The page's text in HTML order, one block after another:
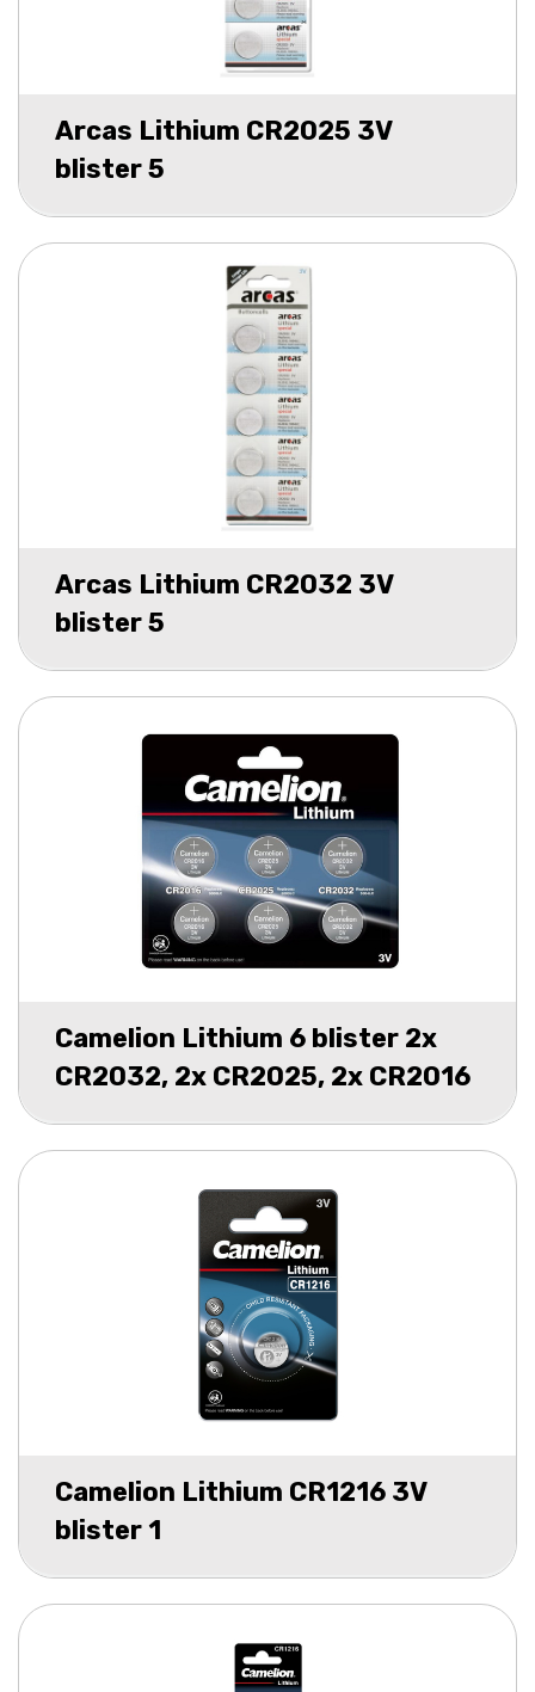
Arcas Lithium CR2025 3V
blister 5
Arcas Lithium CR2032 3V
blister 5
Camelion Lithium 6 blister 2x
CR2032, 2x CR2025, 2x CR2016
Camelion Lithium CR1216 3V
blister 1